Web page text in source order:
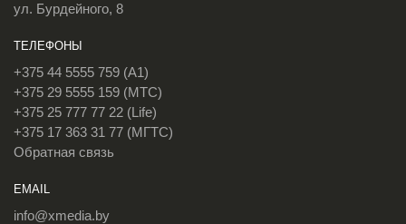
ул. Бурдейного, 8
ТЕЛЕФОНЫ
+375 44 5555 759 (A1)
+375 29 5555 159 (МТС)
+375 25 777 77 22 (Life)
+375 17 363 31 77 (МГТС)
Обратная связь
EMAIL
info@xmedia.by